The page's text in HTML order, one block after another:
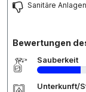
Sanitäre Anlagen
Bewertungen
Sauberkeit
Unterkunft/